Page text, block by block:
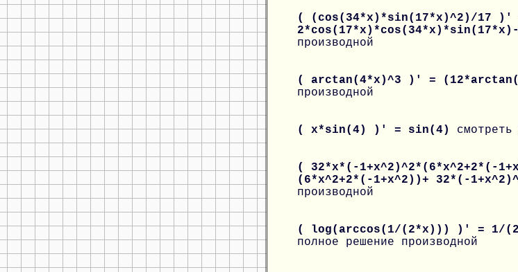
( (cos(34*x)*sin(17*x)^2)/17 )'
производной
( arctan(4*x)^3 )' =
производной
( x*sin(4) )' = sin(4)
( 32*x*(-1+x^2)^2*(6*x^2+2*(-
(6*x^2+2*(-1+x^2))+ 32*(-
производной
( log(arccos(1/(2*x))) )' = 1/
полное решение производной